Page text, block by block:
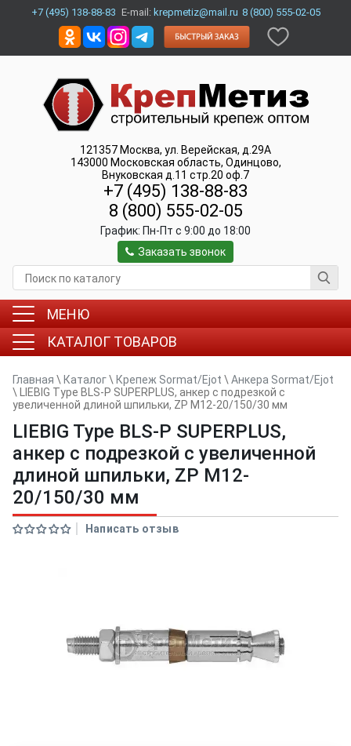
+7 (495) 138-88-83 E-mail: krepmetiz@mail.ru 8 (800) 555-02-05
121357 Москва, ул. Верейская, д.29А
143000 Московская область, Одинцово,
Внуковская д.11 стр.20 оф.7
+7 (495) 138-88-83
8 (800) 555-02-05
График: Пн-Пт c 9:00 до 18:00
Заказать звонок
МЕНЮ
КАТАЛОГ ТОВАРОВ
Главная \ Каталог\ Крепеж Sormat/Ejot \ Анкера Sormat/Ejot
\
LIEBIG Type BLS-P SUPERPLUS, анкер с подрезкой с
увеличенной длиной шпильки, ZP M12-20/150/30 мм
LIEBIG Type BLS-P SUPERPLUS,
анкер с подрезкой с увеличенной
длиной шпильки, ZP M12-
20/150/30 мм
Написать отзыв